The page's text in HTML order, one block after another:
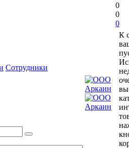
Сотрудники
0
0
0
К